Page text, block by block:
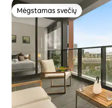
Mėgstamas svečių
Mėgstamas svečių